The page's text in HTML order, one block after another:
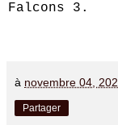
Falcons 3.
à novembre 04,
Partager